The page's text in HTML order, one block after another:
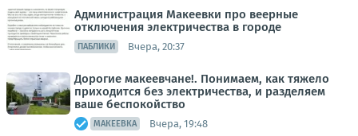
Администрация Макеевки про веерные
отключения электричества в городе
ПАБЛИКИ Вчера, 20:37
Дорогие макеевчане!. Понимаем, как тяжело
приходится без электричества, и разделяем
ваше беспокойство
МАКЕЕВКА Вчера, 19:48